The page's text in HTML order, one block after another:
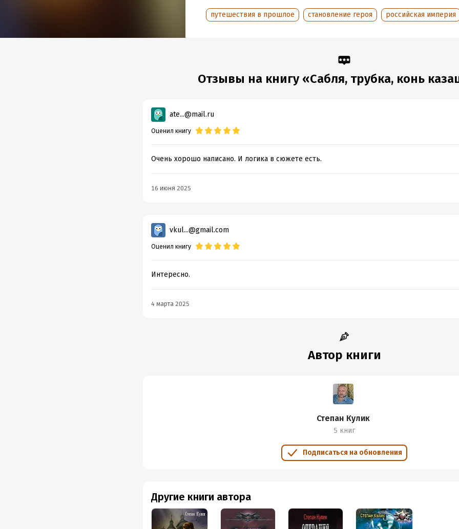
Год издания:2025
путешествия в прошлое становление героя российская империя
Отзывы на книгу «Сабля, трубка, конь
ate...@mail.ru
Оценил книгу
Очень хорошо написано. И логика в сюжете есть.
16 июня 2025
vkul...@gmail.com
Оценил книгу
Интересно.
4 марта 2025
Автор книги
Степан Кулик
5 книг
Подписаться на обновления
Другие книги автора